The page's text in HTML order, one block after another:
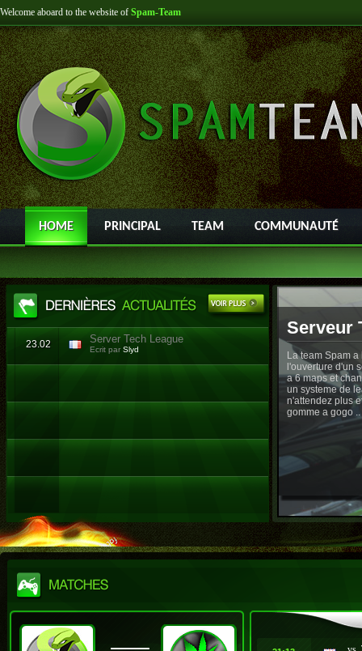
Welcome aboard to the website of Spam-Team
HOME PRINCIPAL TEAM COMMUNAUTÉ
23.02 Server Tech League
Ecrit par Slyd
Serveur
La team Spam
l'ouverture d'un
a 6 maps et
un systeme de
n'attendez plus
gomme a gogo ..